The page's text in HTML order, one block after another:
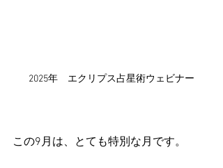
2025年　エクリプス占星術ウェビナー
この9月は、とても特別な月です。